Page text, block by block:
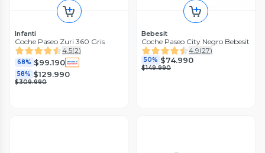
Infanti
Coche Paseo Zuri 360 Gris
4.5(2)
68% $99.190
58% $129.990
$309.990
Bebesit
Coche Paseo City Negro Bebesit
4.9(27)
50% $74.990
$149.990